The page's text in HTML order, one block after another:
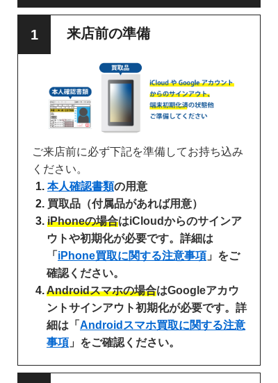
来店前の準備
ご来店前に必ず下記を準備してお持ち込み
ください。
本人確認書類の用意
買取品（付属品があれば用意）
iPhoneの場合はiCloudからのサインア
ウトや初期化が必要です。詳細は
「 iPhone買取に関する注意事項 」をご
確認ください。
Androidスマホの場合はGoogleアカウ
ントサインアウト初期化が必要です。詳
細は「 Androidスマホ買取に関する注意
事項 」をご確認ください。